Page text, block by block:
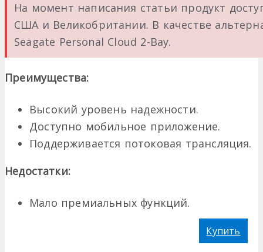
На момент написания статьи продукт
США и Великобритании. В качестве
Seagate Personal Cloud 2-Bay.
Преимущества:
Высокий уровень надежности.
Доступно мобильное приложение.
Поддерживается потоковая трансляция.
Недостатки:
Мало премиальных функций.
Купить